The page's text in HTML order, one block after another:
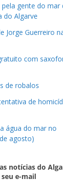
gente do mar
do Algarve
Jorge Guerreiro
com
de robalos
de
água do mar no
agosto)
notícias do
e-mail